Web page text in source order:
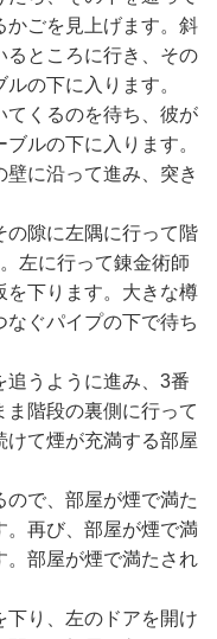
かごを見上げます。斜
るところに行き、その
の下に入ります。
てくるのを待ち、彼が
ルの下に入ります。
に沿って進み、突き
の隙に左隅に行って階
左に行って錬金術師
を下ります。大きな樽
ぐパイプの下で待ち
追うように進み、3番
ま階段の裏側に行って
けて煙が充満する部屋
で、部屋が煙で満た
。再び、部屋が煙で満
。部屋が煙で満たされ
下り、左のドアを開け